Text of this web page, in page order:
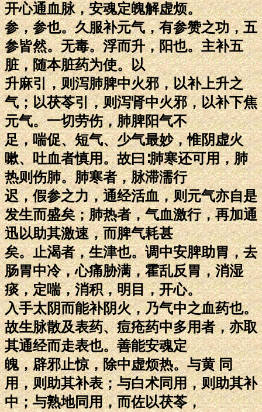
开心通血脉，安魂定魄解虚烦。
参，参也。久服补元气，有参赞之功，五
参皆然。无毒。浮而升，阳也。主补五
脏，随本脏药为使。以
升麻引，则泻肺脾中火邪，以补上升之
气；以茯苓引，则泻肾中火邪，以补下焦
元气。一切劳伤，肺脾阳气不
足，喘促、短气、少气最妙，惟阴虚火
嗽、吐血者慎用。故曰∶肺寒还可用，肺
热则伤肺。肺寒者，脉滞濡行
迟，假参之力，通经活血，则元气亦自是
发生而盛矣；肺热者，气血激行，再加通
迅以助其激速，而脾气耗甚
矣。止渴者，生津也。调中安脾助胃，去
肠胃中冷，心痛胁满，霍乱反胃，消湿
痰，定喘，消积，明目，开心。
入手太阴而能补阴火，乃气中之血药也。
故生脉散及表药、痘疮药中多用者，亦取
其通经而走表也。善能安魂定
魄，辟邪止惊，除中虚烦热。与黄 同
用，则助其补表；与白术同用，则助其补
中；与熟地同用，而佐以茯苓，